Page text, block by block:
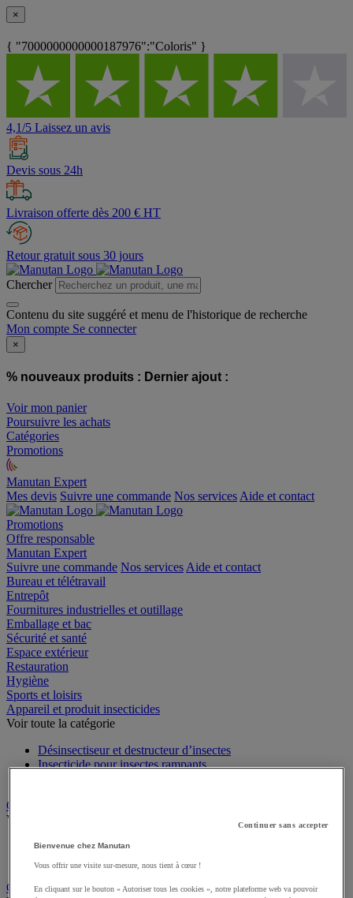
×
{ "7000000000000187976":"Coloris" }
4,1/5 Laissez un avis
Devis sous 24h
Livraison offerte dès 200 € HT
Retour gratuit sous 30 jours
Chercher
Contenu du site suggéré et menu de l'historique de recherche
Mon compte Se connecter
×
% nouveaux produits : Dernier ajout :
Voir mon panier
Poursuivre les achats
Catégories
Promotions
Manutan Expert
offre reconditionnée
Mes devis Suivre une commande Nos services
Promotions
Offre responsable
Manutan Expert
Suivre une commande
Bureau et télétravail
Entrepôt
Fournitures industrielles et outillage
Emballage et bac
Sécurité et santé
Espace extérieur
Restauration
Hygiène
Sports et loisirs
Appareil et produit insecticides
Désinsectiseur et destructeur d’insectes
Chariot à linge et armoire à linge
Sac à linge et accessoires
Continuer sans accepter
Bienvenue chez Manutan
Vous offrir une visite sur-mesure, nous tient à cœur !
En cliquant sur le bouton « Autoriser tous les cookies », notre plateforme web va pouvoir